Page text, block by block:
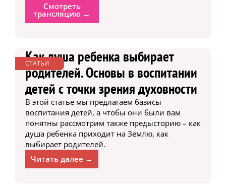
Смотреть
трансляцию →
СТАТЬИ
Как душа ребенка выбирает
родителей. Основы в воспитании
детей с точки зрения духовности
В этой статье мы предлагаем базисы
воспитания детей, а чтобы они были вам
понятны рассмотрим также предысторию – как
душа ребенка приходит на Землю, как
выбирает родителей.
Читать далее →